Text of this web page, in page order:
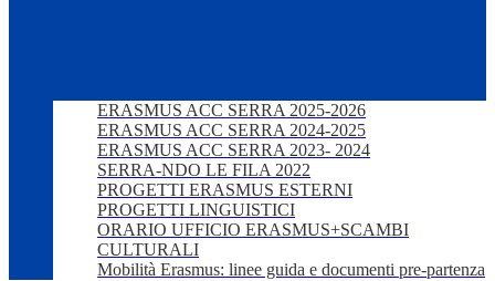
ERASMUS ACC SERRA 2025-2026
ERASMUS ACC SERRA 2024-2025
ERASMUS ACC SERRA 2023- 2024
SERRA-NDO LE FILA 2022
PROGETTI ERASMUS ESTERNI
PROGETTI LINGUISTICI
ORARIO UFFICIO ERASMUS+SCAMBI
CULTURALI
Mobilità Erasmus: linee guida e documenti pre-partenza